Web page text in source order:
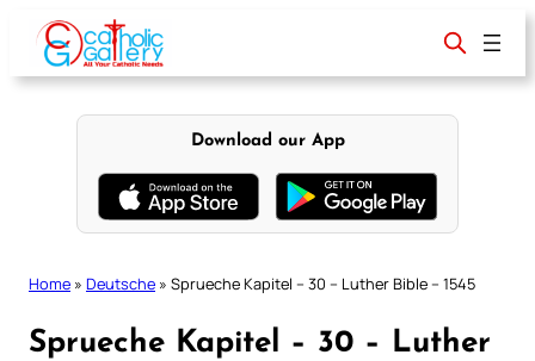
content
Download our App
Home » Deutsche » Sprueche Kapitel – 30 – Luther Bible – 1545
Sprueche Kapitel – 30 – Luther